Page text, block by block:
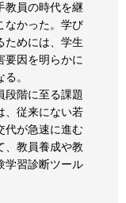
教員の時代を継
なかった。学び
ためには、学生
要因を明らかに
。
段階に至る課題
、従来にない若
代が急速に進む
、教員養成や教
学習診断ツール